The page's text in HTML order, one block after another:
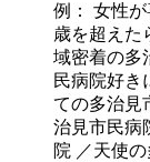
例： 女性
歳を超えた
域密着の多
民病院好き
ての多治見
治見市民病
院 ／天使